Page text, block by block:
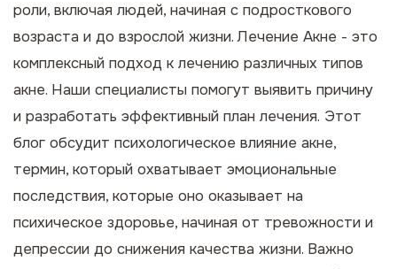
роли, включая людей, начиная с подросткового
возраста и до взрослой жизни.Лечение Акне - это
комплексный подход к лечению различных типов
акне. Наши специалисты помогут выявить причину
и разработать эффективный план лечения. Этот
блог обсудит психологическое влияние акне,
термин, который охватывает эмоциональные
последствия, которые оно оказывает на
психическое здоровье, начиная от тревожности и
депрессии до снижения качества жизни. Важно